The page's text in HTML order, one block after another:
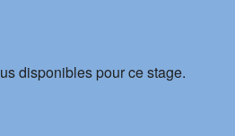
disponibles pour ce stage.